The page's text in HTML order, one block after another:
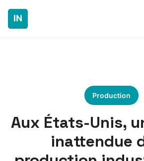
Production
Aux États-Unis,
inattendue